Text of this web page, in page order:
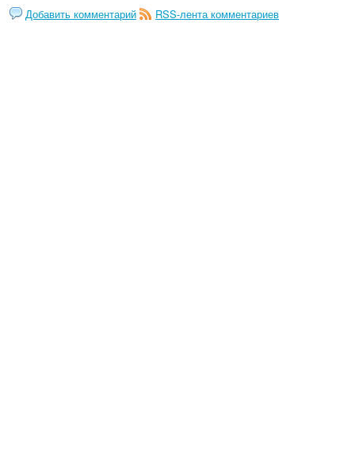
Добавить комментарий RSS-лента комментариев